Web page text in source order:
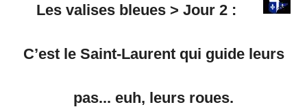
Les valises bleues > Jour 2 :
C’est le Saint-Laurent qui guide leurs
pas... euh, leurs roues.